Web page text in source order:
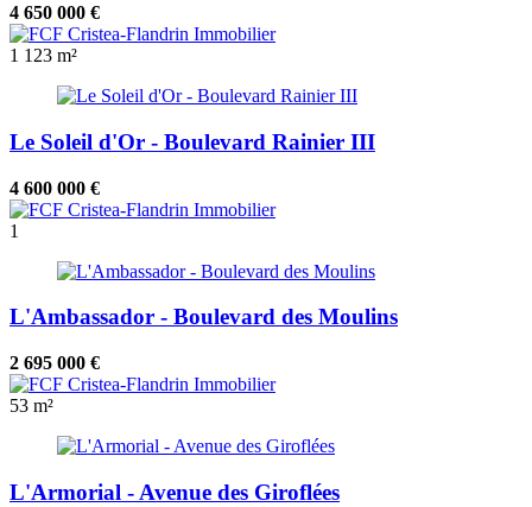
4 650 000 €
1 123 m²
Le Soleil d'Or - Boulevard Rainier III
4 600 000 €
1
L'Ambassador - Boulevard des Moulins
2 695 000 €
53 m²
L'Armorial - Avenue des Giroflées